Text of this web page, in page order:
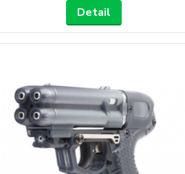
Detail